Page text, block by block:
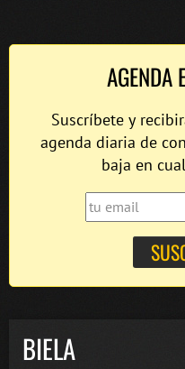
AGENDA
Suscríbete y
agenda diaria de
baja en
BIELA